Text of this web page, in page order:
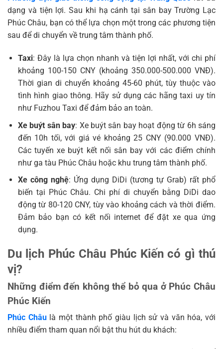
dạng và tiện lợi. Sau khi hạ cánh tại sân bay Trường Lạc
Phúc Châu, bạn có thể lựa chọn một trong các phương tiện
sau để di chuyển về trung tâm thành phố.
Taxi: Đây là lựa chọn nhanh và tiện lợi nhất, với chi phí
khoảng 100-150 CNY (khoảng 350.000-500.000 VNĐ).
Thời gian di chuyển khoảng 45-60 phút, tùy thuộc vào
tình hình giao thông. Hãy sử dụng các hãng taxi uy tín
như Fuzhou Taxi để đảm bảo an toàn.
Xe buýt sân bay: Xe buýt sân bay hoạt động từ 6h sáng
đến 10h tối, với giá vé khoảng 25 CNY (90.000 VNĐ).
Các tuyến xe buýt kết nối sân bay với các điểm chính
như ga tàu Phúc Châu hoặc khu trung tâm thành phố.
Xe công nghệ: Ứng dụng DiDi (tương tự Grab) rất phổ
biến tại Phúc Châu. Chi phí di chuyển bằng DiDi dao
động từ 80-120 CNY, tùy vào khoảng cách và thời điểm.
Đảm bảo bạn có kết nối internet để đặt xe qua ứng
dụng.
Du lịch Phúc Châu Phúc Kiến có gì thú
vị?
Những điểm đến không thể bỏ qua ở Phúc Châu
Phúc Kiến
Phúc Châulà một thành phố giàu lịch sử và văn hóa, với
nhiều điểm tham quan nổi bật thu hút du khách: